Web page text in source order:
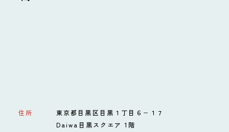
住所
東京都目黒区目黒１丁目６−１７
Daiwa目黒スクエア 1階